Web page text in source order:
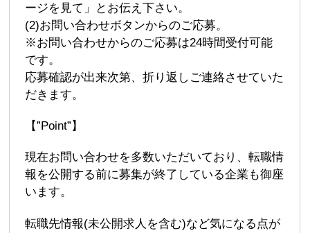
ージを見て」とお伝え下さい。
(2)お問い合わせボタンからのご応募。
※お問い合わせからのご応募は24時間受付可能
です。
応募確認が出来次第、折り返しご連絡させていた
だきます。
【”Point”】
現在お問い合わせを多数いただいており、転職情
報を公開する前に募集が終了している企業も御座
います。
転職先情報(未公開求人を含む)など気になる点が